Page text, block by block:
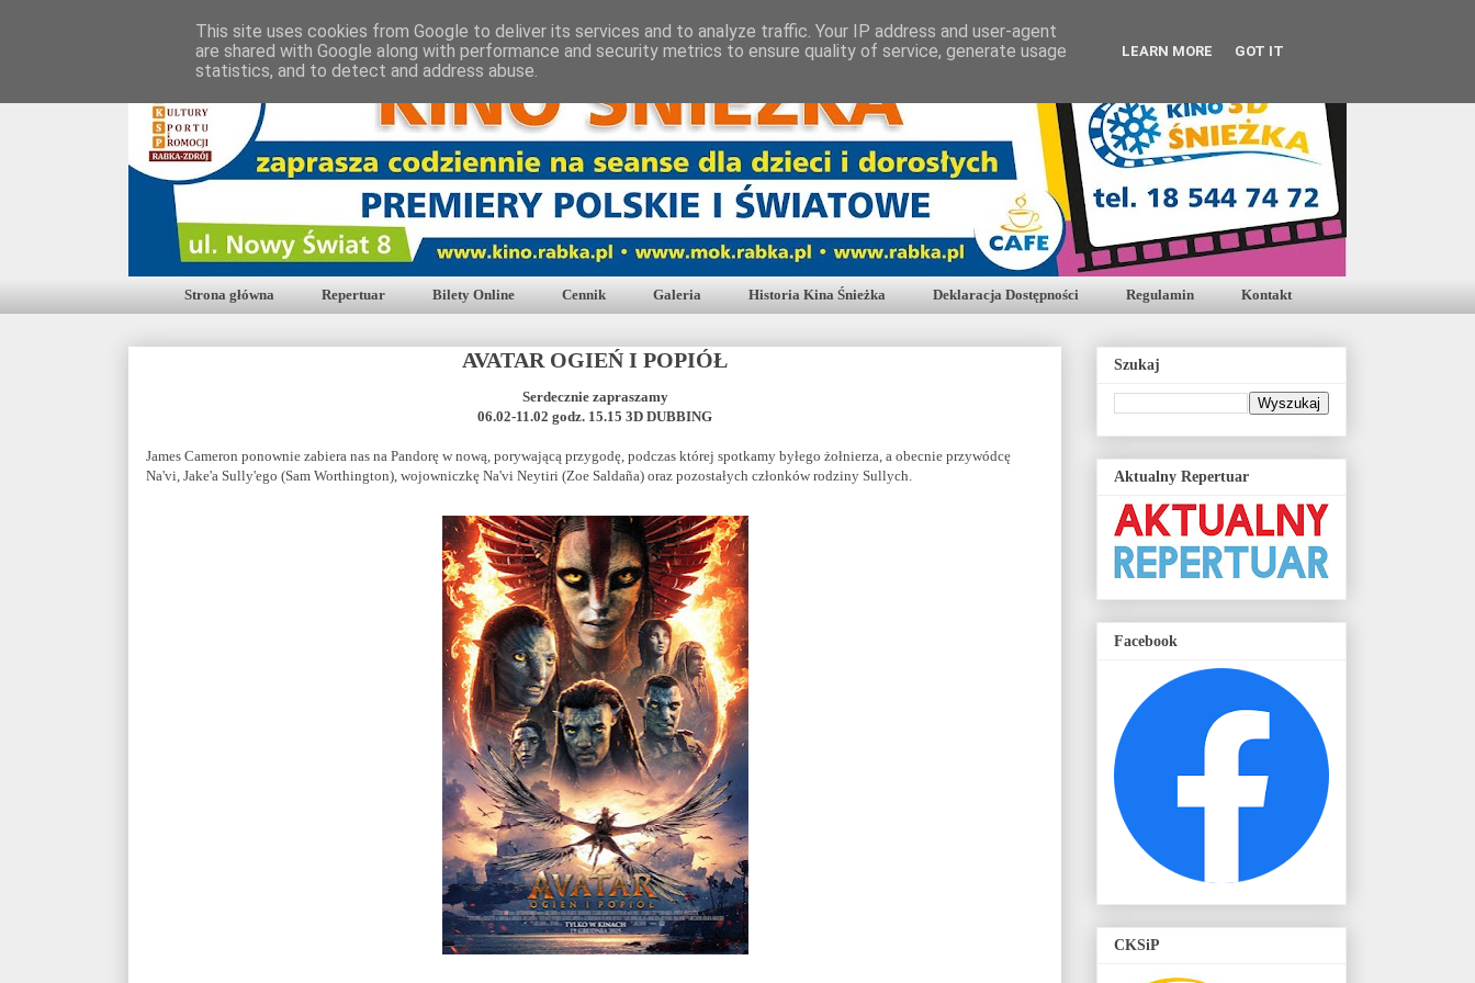
Strona główna Repertuar Bilety Online Cennik Galeria Historia Kina Śnieżka Deklaracja Dostępności Regulamin Kontakt
AVATAR OGIEŃ I POPIÓŁ
Serdecznie zapraszamy
06.02-11.02 godz. 15.15 3D DUBBING
James Cameron ponownie zabiera nas na Pandorę w nową, porywającą przygodę, podczas której spotkamy byłego żołnierza, a obecnie przywódcę
Na'vi, Jake'a Sully'ego (Sam Worthington), wojowniczkę Na'vi Neytiri (Zoe Saldaña) oraz pozostałych członków rodziny Sullych.
Szukaj
Aktualny Repertuar
Facebook
CKSiP
This site uses cookies from Google to deliver its services and to analyze traffic. Your IP address and user-agent
are shared with Google along with performance and security metrics to ensure quality of service, generate usage
statistics, and to detect and address abuse.
LEARN MORE GOT IT